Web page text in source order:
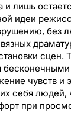
и лишь
идеи
без
сцен.
чувств
себя людей,
при